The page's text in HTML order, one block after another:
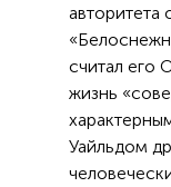
авторитета
считал его
жизнь
Уайльдом